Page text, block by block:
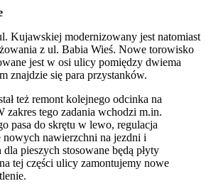
Kujawskiej modernizowany jest natomiast
z ul. Babia Wieś. Nowe torowisko
jest w osi ulicy pomiędzy dwiema
znajdzie się para przystanków.
też remont kolejnego odcinka na
zakres tego zadania wchodzi m.in.
pasa do skrętu w lewo, regulacja
nowych nawierzchni na jezdni i
pieszych stosowane będą płyty
tej części ulicy zamontujemy nowe